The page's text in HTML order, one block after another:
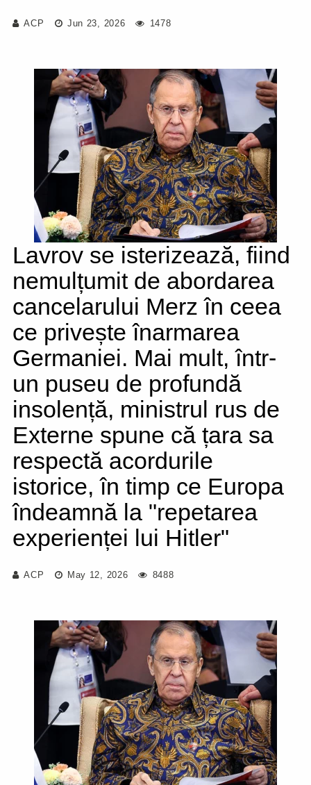
ACP Jun 23, 2026 1478
Lavrov se isterizează, fiind
nemulțumit de abordarea
cancelarului Merz în ceea
ce privește înarmarea
Germaniei. Mai mult, într-
un puseu de profundă
insolență, ministrul rus de
Externe spune că țara sa
respectă acordurile
istorice, în timp ce Europa
îndeamnă la "repetarea
experienței lui Hitler"
ACP May 12, 2026 8488